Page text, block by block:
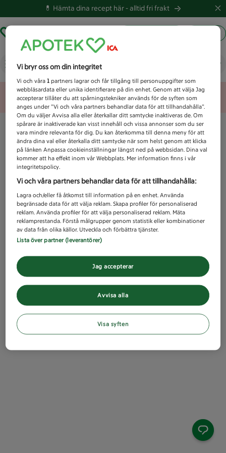
💊 Hämta dina recept här -alltid fri frakt
Vad letar du efter idag?
Unknown error
Vi bryr oss om din integritet
Vi och våra1 partners lagrar och får tillgång till personuppgifter som
webbläsardata eller unika identifierare på din enhet. Genom att välja Jag
accepterar tillåter du att spårningstekniker används för de syften som
anges under ”Vi och våra partners behandlar data för att tillhandahålla”.
Om du väljer Avvisa alla eller återkallar ditt samtycke inaktiveras de. Om
spårare är inaktiverade kan visst innehåll och vissa annonser som du ser
vara mindre relevanta för dig. Du kan återkomma till denna meny för att
ändra dina val eller återkalla ditt samtycke när som helst genom att klicka
på länken Anpassa cookieinställningar längst ned på webbsidan. Dina val
kommer att ha effekt inom vår Webbplats. Mer information finns i vår
integritetspolicy.
Vi och våra partners behandlar data för att tillhandahålla:
Lagra och/eller få åtkomst till information på en enhet. Använda
begränsade data för att välja reklam. Skapa profiler för personaliserad
reklam. Använda profiler för att välja personaliserad reklam. Mäta
reklamprestanda. Förstå målgrupper genom statistik eller kombinationer
av data från olika källor. Utveckla och förbättra tjänster.
Lista över partner (leverantörer)
Avvisa alla
Jag accepterar
Visa syften